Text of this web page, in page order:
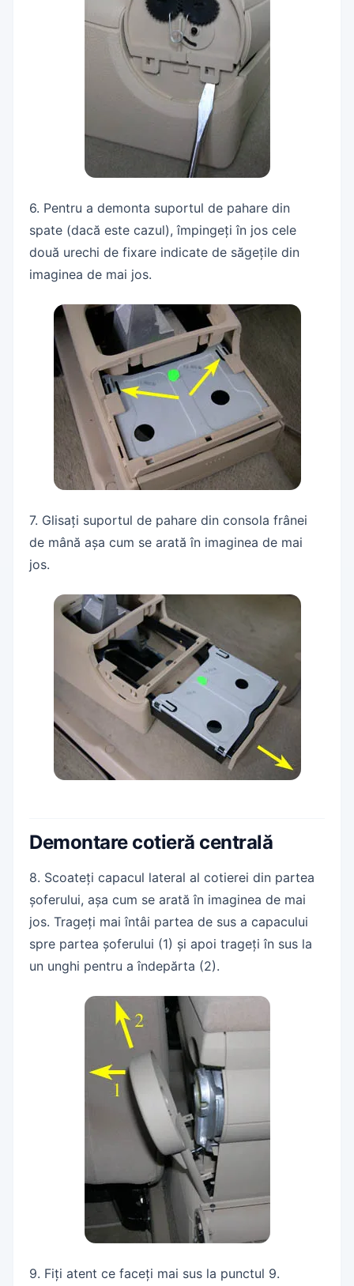
6. Pentru a demonta suportul de pahare din
spate (dacă este cazul), împingeți în jos cele
două urechi de fixare indicate de săgețile din
imaginea de mai jos.
7. Glisați suportul de pahare din consola frânei
de mână așa cum se arată în imaginea de mai
jos.
Demontare cotieră centrală
8. Scoateți capacul lateral al cotierei din partea
șoferului, așa cum se arată în imaginea de mai
jos. Trageți mai întâi partea de sus a capacului
spre partea șoferului (1) și apoi trageți în sus la
un unghi pentru a îndepărta (2).
9. Fiți atent ce faceți mai sus la punctul 9.